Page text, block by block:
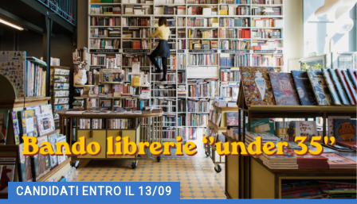
CANDIDATI ENTRO IL 13/09